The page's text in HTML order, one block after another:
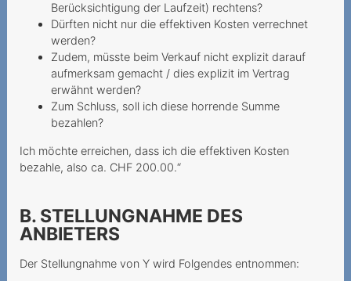
Berücksichtigung der Laufzeit) rechtens?
Dürften nicht nur die effektiven Kosten verrechnet
werden?
Zudem, müsste beim Verkauf nicht explizit darauf
aufmerksam gemacht / dies explizit im Vertrag
erwähnt werden?
Zum Schluss, soll ich diese horrende Summe
bezahlen?
Ich möchte erreichen, dass ich die effektiven Kosten
bezahle, also ca. CHF 200.00.“
B. STELLUNGNAHME DES
ANBIETERS
Der Stellungnahme von Y wird Folgendes entnommen:
Grobfahrlässiges Handeln
des Anbieters
Herausgabe des PIN/PUK
an die Erben
Kostenpflichtiges Gratis-
Unerwünschte Netflix-
Option
Kundin muss auf
bestrittenen
Zahlungsverzug infolge